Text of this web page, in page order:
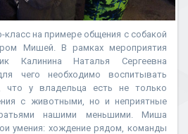
на примере общения с собакой
Мишей. В рамках мероприятия
Калинина Наталья Сергеевна
чего необходимо воспитывать
что у владельца есть не только
с животными, но и неприятные
нашими меньшими. Миша
умения: хождение рядом, команды